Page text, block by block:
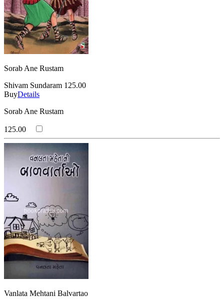
Sorab Ane Rustam
Shivam Sundaram 125.00
BuyDetails
Sorab Ane Rustam
125.00
Vanlata Mehtani Balvartao